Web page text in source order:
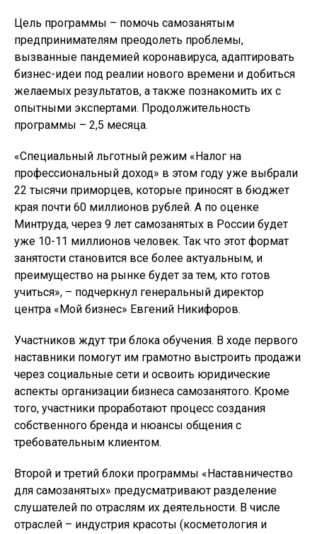
Цель программы – помочь самозанятым
предпринимателям преодолеть проблемы,
вызванные пандемией коронавируса, адаптировать
бизнес-идеи под реалии нового времени и добиться
желаемых результатов, а также познакомить их с
опытными экспертами. Продолжительность
программы – 2,5 месяца.
«Специальный льготный режим «Налог на
профессиональный доход» в этом году уже выбрали
22 тысячи приморцев, которые приносят в бюджет
края почти 60 миллионов рублей. А по оценке
Минтруда, через 9 лет самозанятых в России будет
уже 10-11 миллионов человек. Так что этот формат
занятости становится все более актуальным, и
преимущество на рынке будет за тем, кто готов
учиться», – подчеркнул генеральный директор
центра «Мой бизнес» Евгений Никифоров.
Участников ждут три блока обучения. В ходе первого
наставники помогут им грамотно выстроить продажи
через социальные сети и освоить юридические
аспекты организации бизнеса самозанятого. Кроме
того, участники проработают процесс создания
собственного бренда и нюансы общения с
требовательным клиентом.
Второй и третий блоки программы «Наставничество
для самозанятых» предусматривают разделение
слушателей по отраслям их деятельности. В числе
отраслей – индустрия красоты (косметология и